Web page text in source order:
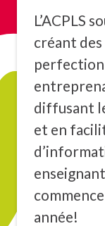
L’ACPLS
créant des
diffusant
et en
année!